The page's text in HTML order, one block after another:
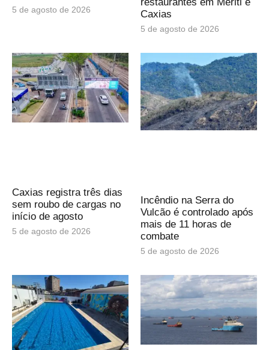
5 de agosto de 2026
Caxias
5 de agosto de 2026
Caxias registra três dias
sem roubo de cargas no
início de agosto
5 de agosto de 2026
Incêndio na Serra do
Vulcão é controlado após
mais de 11 horas de
combate
5 de agosto de 2026